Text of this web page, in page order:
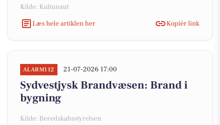
Kilde: Kultunaut
Læs hele artiklen her
Kopiér link
ALARM112 21-07-2026 17:00
Sydvestjysk Brandvæsen: Brand i
bygning
Kilde: Beredskabsstyrelsen